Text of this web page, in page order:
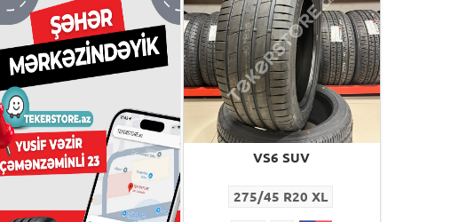
VS6 SUV
275/45 R20 XL
VS6 SUV
275/45 R20 XL